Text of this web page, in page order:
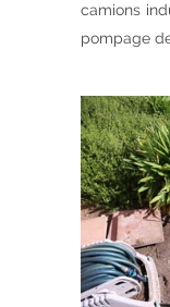
camions
pompage